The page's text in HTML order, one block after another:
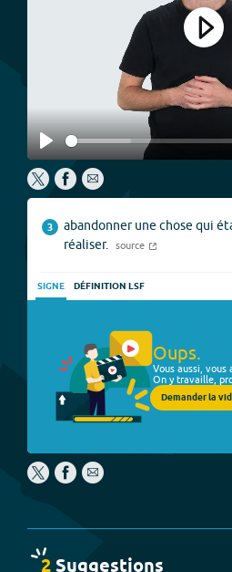
Play
Play
3
abandonner une chose qui
réaliser.
source
SIGNE DÉFINITION LSF
Oups.
Vous aussi, vous
On y travaille,
Demander la
2Suggestions